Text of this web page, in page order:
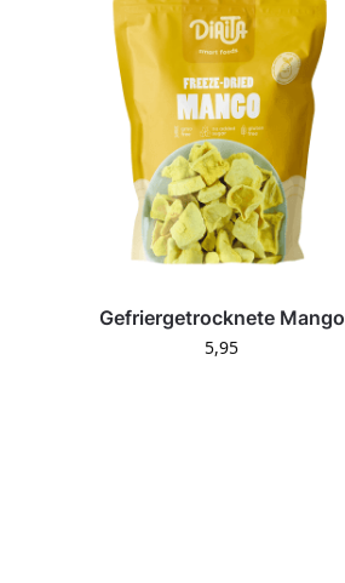
Gefriergetrocknete Mango
5,95